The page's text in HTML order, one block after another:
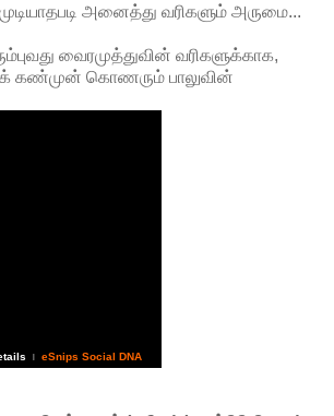
அனைத்து வரிகளும் அருமை...
வைரமுத்துவின் வரிகளுக்காக,
கண்முன் கொணரும் பாலுவின்
| eSnips Social DNA